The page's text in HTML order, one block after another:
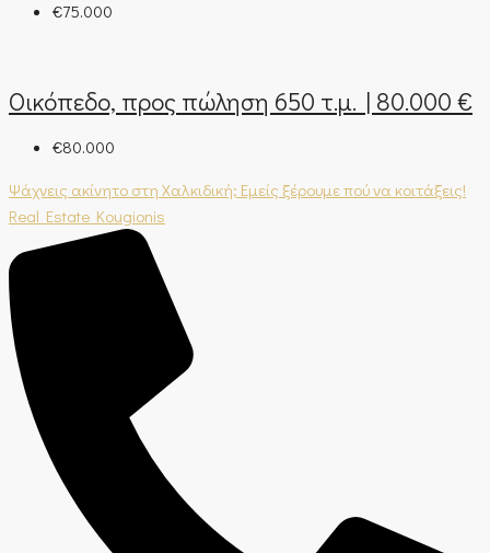
€75.000
Οικόπεδο, προς πώληση 650 τ.μ. | 80.000 €
€80.000
Ψάχνεις ακίνητο στη Χαλκιδική; Εμείς ξέρουμε πού να κοιτάξεις!
Real Estate Kougionis